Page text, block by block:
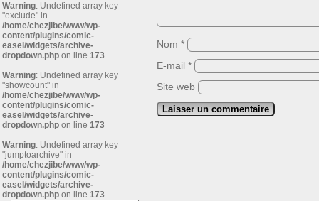
Warning: Undefined array key
"exclude" in
/home/chezjibe/www/wp-
content/plugins/comic-
easel/widgets/archive-
dropdown.php on line 173
Warning: Undefined array key
"showcount" in
/home/chezjibe/www/wp-
content/plugins/comic-
easel/widgets/archive-
dropdown.php on line 173
Warning: Undefined array key
"jumptoarchive" in
/home/chezjibe/www/wp-
content/plugins/comic-
easel/widgets/archive-
dropdown.php on line 173
Nom *
E-mail *
Site web